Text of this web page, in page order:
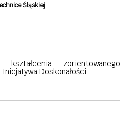
Śląskiej
zorientowanego
Doskonałości